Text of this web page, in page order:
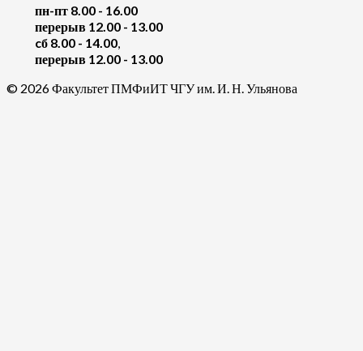
пн-пт 8.00 - 16.00
перерыв 12.00 - 13.00
cб 8.00 - 14.00,
перерыв 12.00 - 13.00
© 2026 Факультет ПМФиИТ ЧГУ им. И. Н. Ульянова